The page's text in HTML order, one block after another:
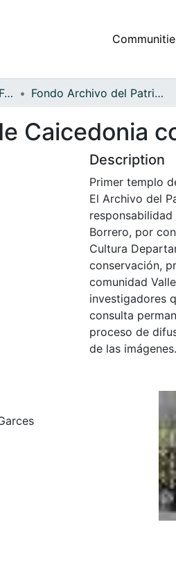
Archivo del Patrimonio Fotográfico y Fílmico del Valle del Cauca Fondo Archivo del Patrimonio Fotográfico y Fílmico del Valle del Cauca
Caicedonia
Description
Primer templo
El Archivo del
Borrero, por
Cultura
conservación,
comunidad
investigadores
consulta
proceso de
de las imágenes.